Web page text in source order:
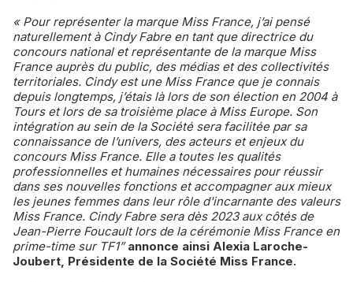
« Pour représenter la marque Miss France, j’ai pensé
naturellement à Cindy Fabre en tant que directrice du
concours national et représentante de la marque Miss
France auprès du public, des médias et des collectivités
territoriales. Cindy est une Miss France que je connais
depuis longtemps, j’étais là lors de son élection en 2004 à
Tours et lors de sa troisième place à Miss Europe. Son
intégration au sein de la Société sera facilitée par sa
connaissance de l’univers, des acteurs et enjeux du
concours Miss France. Elle a toutes les qualités
professionnelles et humaines nécessaires pour réussir
dans ses nouvelles fonctions et accompagner aux mieux
les jeunes femmes dans leur rôle d'incarnante des valeurs
Miss France. Cindy Fabre sera dès 2023 aux côtés de
Jean-Pierre Foucault lors de la cérémonie Miss France en
prime-time sur TF1” annonce ainsi Alexia Laroche-
Joubert, Présidente de la Société Miss France.